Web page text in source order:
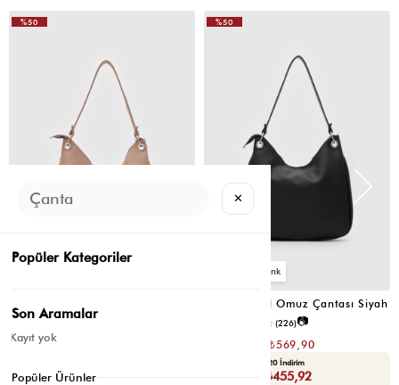
₺1.139,80
Sepette : ₺398,93
%50
Valerie Oval Omuz Çantası Siyah
(226)📷
₺569,90
Yaza Özel Ek %20 İndirim
Sepette : ₺455,92
%50
✕
Popüler Kategoriler
Son Aramalar
Kayıt yok
Popüler Ürünler